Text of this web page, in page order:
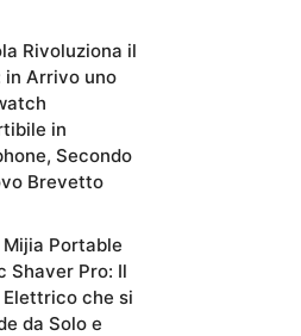
Rivoluziona il
in Arrivo uno
in
Secondo
Brevetto
Portable
Shaver Pro: Il
Elettrico che si
da Solo e